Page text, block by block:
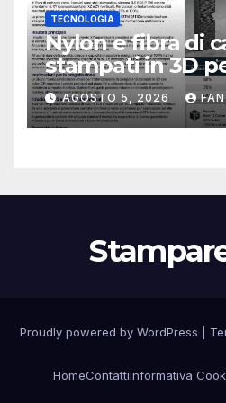
TECNOLOGIA
Nylon e fibra di
stampati in 3D
resistenza agli
dal processo
AGOSTO 5, 2026
Proudly powered by WordPress
HomeContattiInformativa